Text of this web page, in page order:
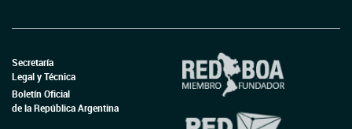
Secretaría
Legal y Técnica
Boletín Oficial
de la República Argentina